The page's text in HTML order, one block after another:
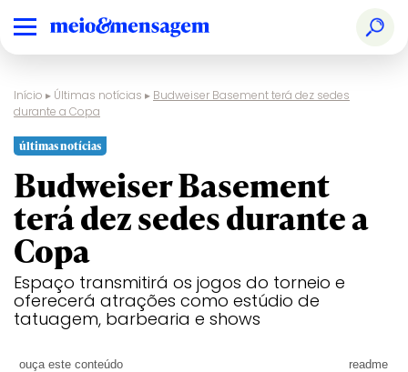
Início ▸ Últimas notícias ▸ Budweiser Basement terá dez sedes
durante a Copa
últimas notícias
Budweiser Basement
terá dez sedes durante a
Copa
Espaço transmitirá os jogos do torneio e
oferecerá atrações como estúdio de
tatuagem, barbearia e shows
ouça este conteúdo readme